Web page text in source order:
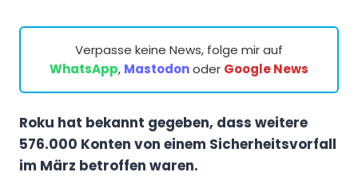
Verpasse keine News, folge mir auf
WhatsApp, Mastodonoder Google News
Roku hat bekannt gegeben, dass weitere
576.000 Konten von einem Sicherheitsvorfall
im März betroffen waren.